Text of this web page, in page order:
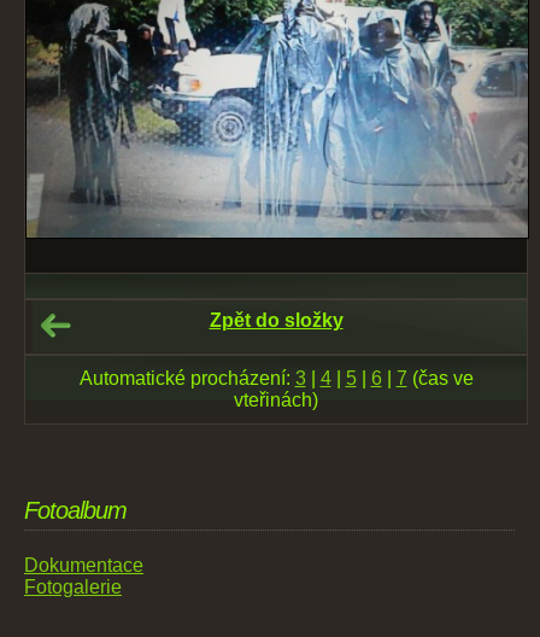
Zpět do složky
Automatické procházení: 3| 4| 5| 6| 7 (čas ve
vteřinách)
Fotoalbum
Dokumentace
Fotogalerie